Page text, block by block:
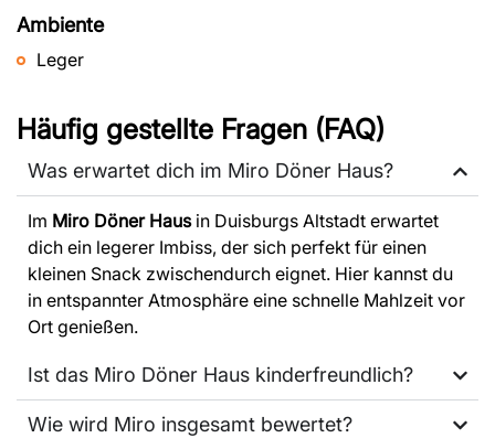
Ambiente
Leger
Häufig gestellte Fragen (FAQ)
Was erwartet dich im Miro Döner Haus?
Im Miro Döner Hausin Duisburgs Altstadt erwartet
dich ein legerer Imbiss, der sich perfekt für einen
kleinen Snack zwischendurch eignet. Hier kannst du
in entspannter Atmosphäre eine schnelle Mahlzeit vor
Ort genießen.
Ist das Miro Döner Haus kinderfreundlich?
Wie wird Miro insgesamt bewertet?